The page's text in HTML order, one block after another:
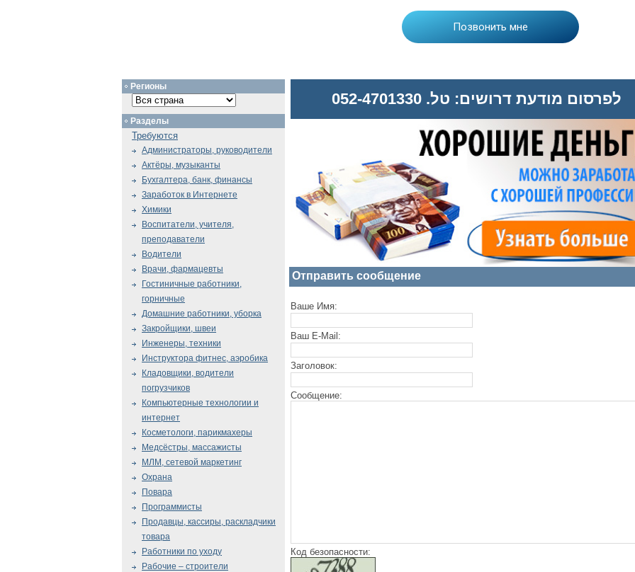
לפרסום מודעת דרושים: טל. 052-4701330
Отправить сообщение
Ваше Имя:
Ваш E-Mail:
Заголовок:
Сообщение:
Код безопасности:
Регионы
Разделы
Требуются
Администраторы, руководители
Актёры, музыканты
Бухгалтера, банк, финансы
Заработок в Интернете
Химики
Воспитатели, учителя,
преподаватели
Водители
Врачи, фармацевты
Гостиничные работники,
горничные
Домашние работники, уборка
Закройщики, швеи
Инженеры, техники
Инструктора фитнес, аэробика
Кладовщики, водители
погрузчиков
Компьютерные технологии и
интернет
Косметологи, парикмахеры
Медсёстры, массажисты
МЛМ, сетевой маркетинг
Охрана
Повара
Программисты
Продавцы, кассиры, раскладчики
товара
Работники по уходу
Рабочие – строители